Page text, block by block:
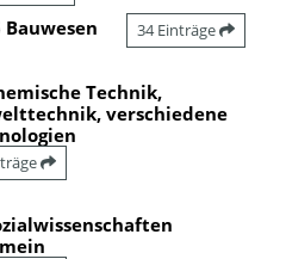
Bauwesen 34 Einträge
Technik,
verschiedene